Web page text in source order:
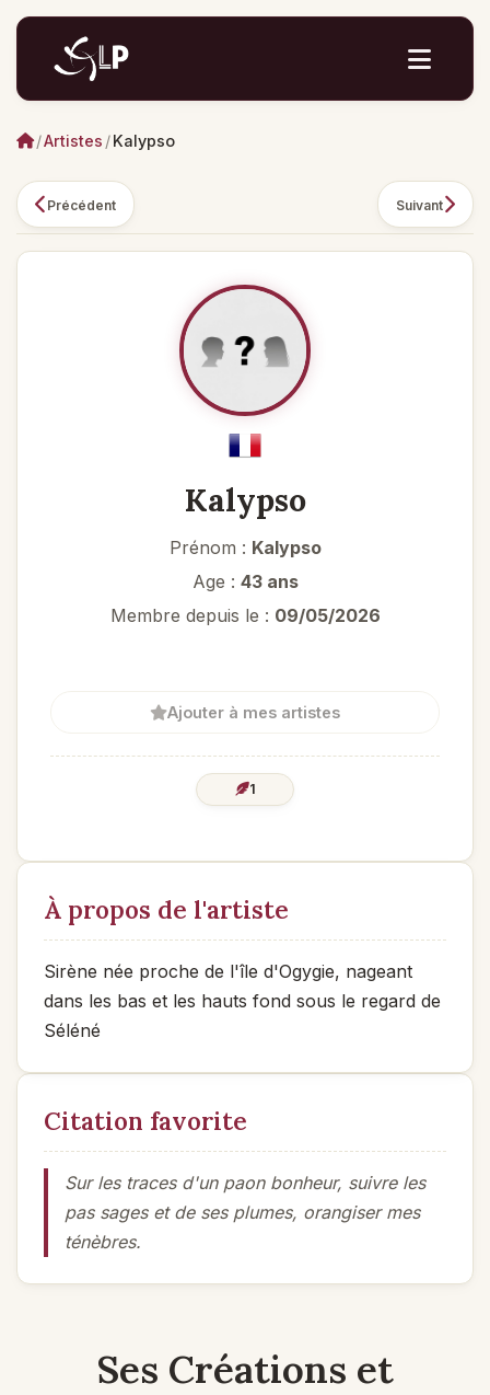
/Artistes /Kalypso
Précédent Suivant
Kalypso
Prénom : Kalypso
Age : 43 ans
Membre depuis le : 09/05/2026
Ajouter à mes artistes
1
À propos de l'artiste
Sirène née proche de l'île d'Ogygie, nageant
dans les bas et les hauts fond sous le regard de
Séléné
Citation favorite
Sur les traces d'un paon bonheur, suivre les
pas sages et de ses plumes, orangiser mes
ténèbres.
Ses Créations et